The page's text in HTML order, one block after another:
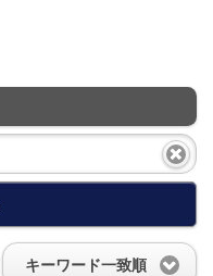
キーワード一致順